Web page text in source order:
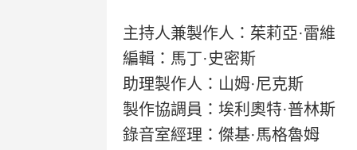
主持人兼製作人：茱莉亞·雷維
編輯：馬丁·史密斯
助理製作人：山姆·尼克斯
製作協調員：埃利奧特·普林斯
錄音室經理：傑基·馬格魯姆